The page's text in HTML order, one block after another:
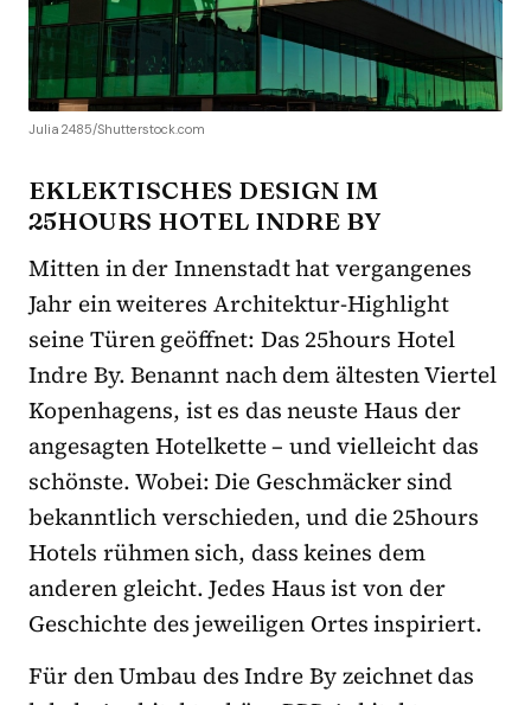
Julia2485/Shutterstock.com
EKLEKTISCHES DESIGN IM
25HOURS HOTEL INDRE BY
Mitten in der Innenstadt hat vergangenes
Jahr ein weiteres Architektur-Highlight
seine Türen geöffnet: Das 25hours Hotel
Indre By. Benannt nach dem ältesten Viertel
Kopenhagens, ist es das neuste Haus der
angesagten Hotelkette – und vielleicht das
schönste. Wobei: Die Geschmäcker sind
bekanntlich verschieden, und die 25hours
Hotels rühmen sich, dass keines dem
anderen gleicht. Jedes Haus ist von der
Geschichte des jeweiligen Ortes inspiriert.
Für den Umbau des Indre By zeichnet das